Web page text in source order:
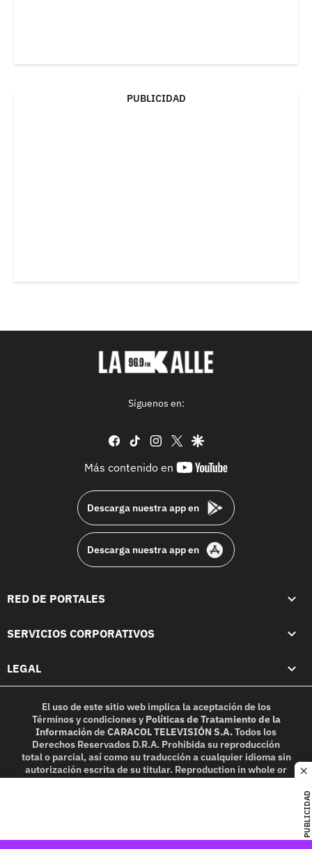
PUBLICIDAD
PUBLICIDAD
Síguenos en:
facebook
tiktok instagram
twittergoogle
Más contenido en
youtube-
Descarga nuestra app en
Descarga nuestra app en
RED DE PORTALES
SERVICIOS CORPORATIVOS
LEGAL
El uso de este sitio web implica la aceptación de los
Términos y condicionesy Políticas de Tratamiento de la
InformacióndeCARACOL TELEVISIÓN S.A.Todos los
Derechos Reservados D.R.A. Prohibida su reproducción
total o parcial, así como su traducción a cualquier idioma sin
autorización escrita de su titular. Reproduction in whole or
in part, or translation without written permission is